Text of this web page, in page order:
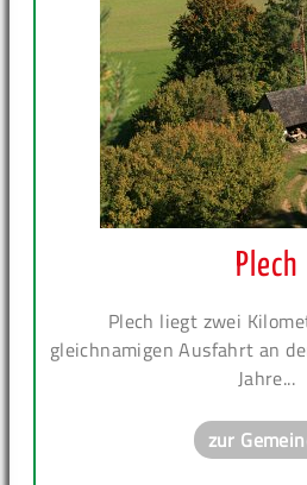
Plech
Plech liegt zwei
gleichnamigen Ausfahrt an
Jahre...
zur